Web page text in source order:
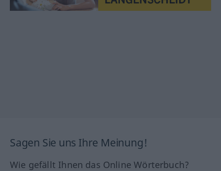
Sagen Sie uns Ihre Meinung!
Wie gefällt Ihnen das Online Wörterbuch?